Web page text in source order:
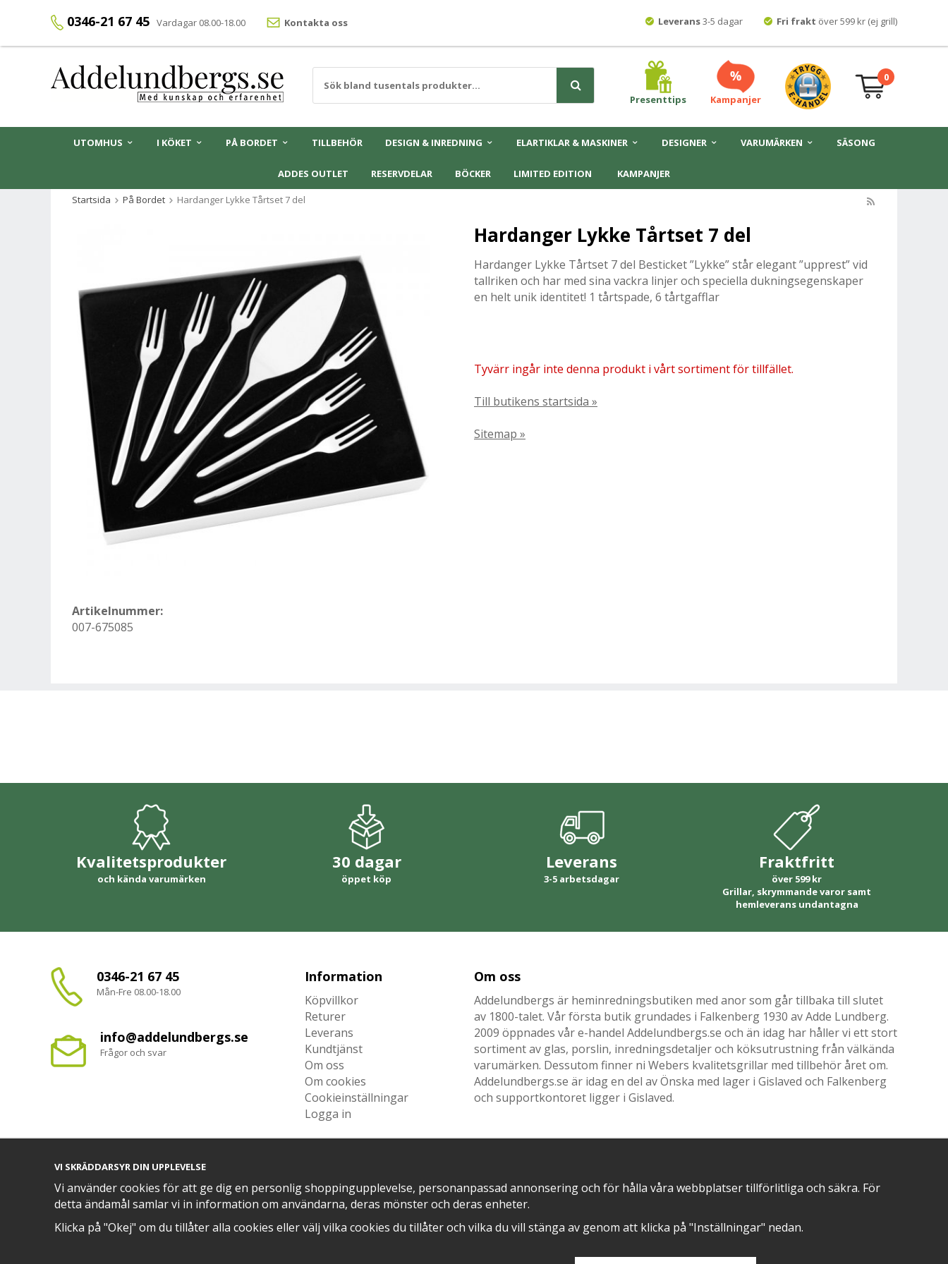
0346-21 67 45 Vardagar 08.00-18.00 Kontakta oss Leverans3-5 dagar Fri frakt över 599 kr (ej grill)
Presenttips Kampanjer
0
UTOMHUS I KÖKET PÅ BORDET TILLBEHÖR DESIGN & INREDNING ELARTIKLAR & MASKINER DESIGNER VARUMÄRKEN SÄSONG
ADDES OUTLET RESERVDELAR BÖCKER LIMITED EDITION KAMPANJER
Startsida På Bordet Hardanger Lykke Tårtset 7 del
Hardanger Lykke Tårtset 7 del
Hardanger Lykke Tårtset 7 del Besticket ”Lykke” står elegant ”upprest” vid
tallriken och har med sina vackra linjer och speciella dukningsegenskaper
en helt unik identitet! 1 tårtspade, 6 tårtgafflar
Tyvärr ingår inte denna produkt i vårt sortiment för tillfället.
Till butikens startsida »
Sitemap »
Artikelnummer:
007-675085
Kvalitetsprodukter
och kända varumärken
30 dagar
öppet köp
Leverans
3-5 arbetsdagar
Fraktfritt
över 599 kr
Grillar, skrymmande varor samt
hemleverans undantagna
0346-21 67 45
Mån-Fre 08.00-18.00
info@addelundbergs.se
Frågor och svar
Information
Köpvillkor
Returer
Leverans
Kundtjänst
Om oss
Om cookies
Cookieinställningar
Logga in
Om oss
Addelundbergs är heminredningsbutiken med anor som går tillbaka till slutet
av 1800-talet. Vår första butik grundades i Falkenberg 1930 av Adde Lundberg.
2009 öppnades vår e-handel Addelundbergs.se och än idag har håller vi ett stort
sortiment av glas, porslin, inredningsdetaljer och köksutrustning från välkända
varumärken. Dessutom finner ni Webers kvalitetsgrillar med tillbehör året om.
Addelundbergs.se är idag en del av Önska med lager i Gislaved och Falkenberg
och supportkontoret ligger i Gislaved.
TRYGG BETALNING MED​ SNABB LEVERANS MED EN DEL AV POSITIVA OMDÖMEN PÅ
VI SKRÄDDARSYR DIN UPPLEVELSE
Vi använder cookies för att ge dig en personlig shoppingupplevelse, personanpassad annonsering och för hålla våra webbplatser tillförlitliga och säkra. För
detta ändamål samlar vi in information om användarna, deras mönster och deras enheter.
Klicka på "Okej" om du tillåter alla cookies eller välj vilka cookies du tillåter och vilka du vill stänga av genom att klicka på "Inställningar" nedan.